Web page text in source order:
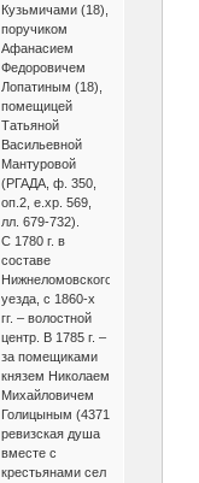
Кузьмичами (18),
поручиком
Афанасием
Федоровичем
Лопатиным (18),
помещицей
Татьяной
Васильевной
Мантуровой
(РГАДА, ф. 350,
оп.2, е.хр. 569,
лл. 679-732).
С 1780 г. в
составе
Нижнеломовского
уезда, с 1860-х
гг. – волостной
центр. В 1785 г. –
за помещиками
князем Николаем
Михайловичем
Голицыным (4371
ревизская душа
вместе с
крестьянами сел